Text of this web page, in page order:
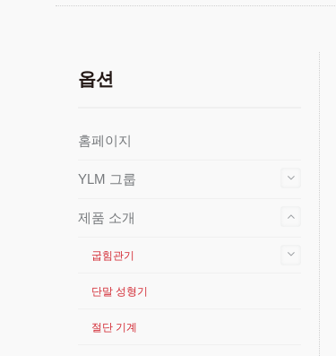
옵션
홈페이지
YLM 그룹
제품 소개
굽힘관기
단말 성형기
절단 기계